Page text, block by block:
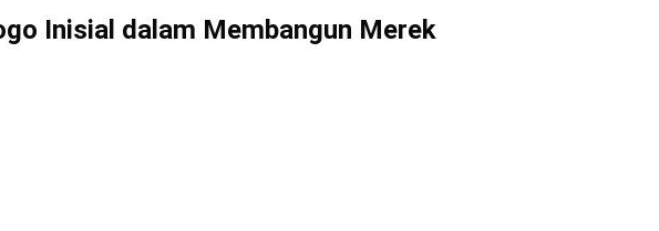
Inisial dalam Membangun Merek